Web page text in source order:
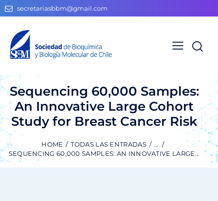
secretariasbbm@gmail.com
Sequencing 60,000 Samples:
An Innovative Large Cohort
Study for Breast Cancer Risk
HOME TODAS LAS ENTRADAS
...
SEQUENCING 60,000 SAMPLES: AN INNOVATIVE LARGE...